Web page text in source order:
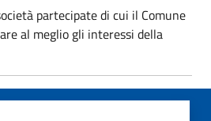
partecipate di cui il Comune
al meglio gli interessi della